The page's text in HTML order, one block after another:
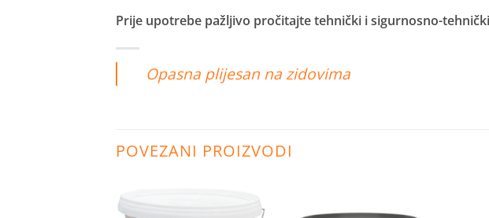
Prije upotrebe pažljivo pročitajte tehnički i sigurnosno-
Opasna plijesan na zidovima
POVEZANI PROIZVODI